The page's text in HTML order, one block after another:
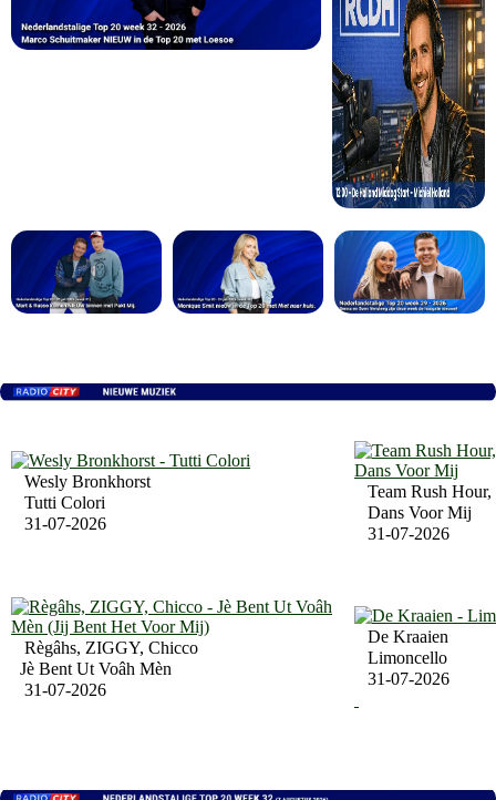
Wesly Bronkhorst
Tutti Colori
31-07-2026
Team Rush
Dans Voor Mij
31-07-2026
Règâhs, ZIGGY, Chicco
Jè Bent Ut Voâh Mèn
31-07-2026
De Kraaien
Limoncello
31-07-2026